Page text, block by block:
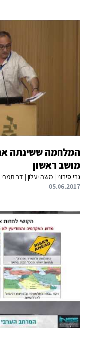
המלחמה ששינתה את
מושב ראשון
גבי סיבוני | משה יעלון | דב תמרי
05.06.2017